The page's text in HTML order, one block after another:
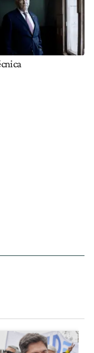
Cuerva
de tendencia con